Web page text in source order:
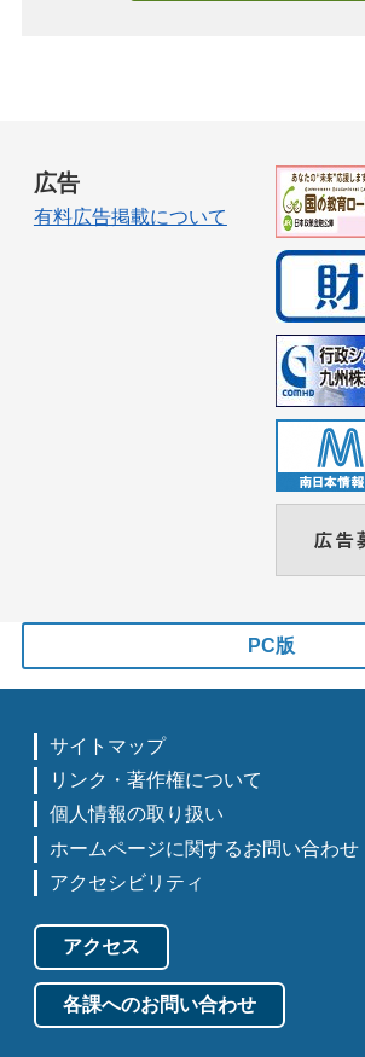
広告
有料広告掲載について
PC版
サイトマップ
リンク・著作権について
個人情報の取り扱い
ホームページに関するお問い合わせ
アクセシビリティ
アクセス
各課へのお問い合わせ